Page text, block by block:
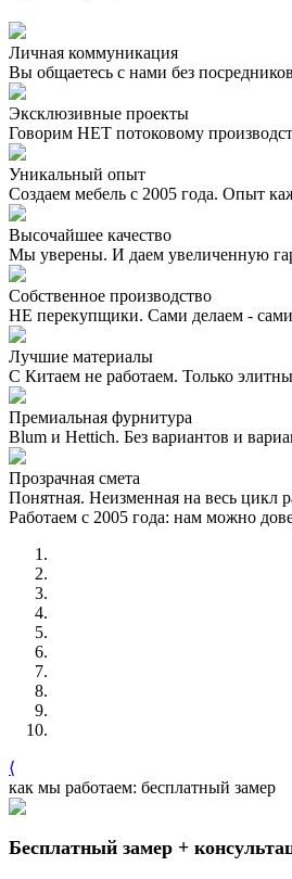
Личная коммуникация
Вы общаетесь с нами без
Эксклюзивные проекты
Говорим НЕТ потоковому
Уникальный опыт
Создаем мебель с 2005 года. Опыт
Высочайшее качество
Мы уверены. И даем увеличенную
Собственное производство
НЕ перекупщики. Сами делаем -
Лучшие материалы
С Китаем не работаем. Только
Премиальная фурнитура
Blum и Hettich. Без вариантов и
Прозрачная смета
Понятная. Неизменная на весь цикл
Работаем с 2005 года: нам можно
⟨
как мы работаем: бесплатный замер
Бесплатный замер +